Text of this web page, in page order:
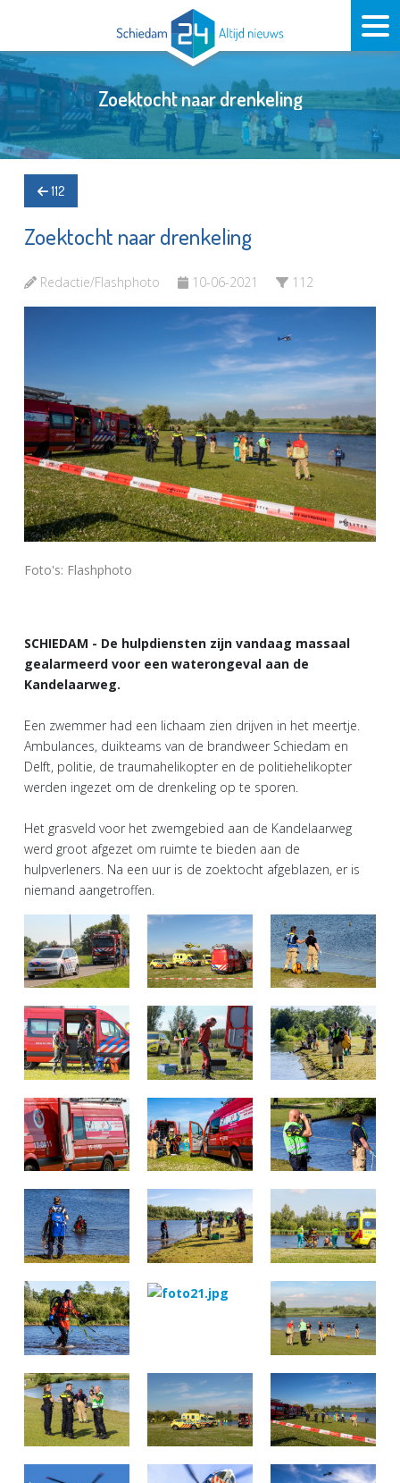
Zoektocht naar drenkeling
112
Zoektocht naar drenkeling
Redactie/Flashphoto 10-06-2021 112
Foto's: Flashphoto
SCHIEDAM - De hulpdiensten zijn vandaag massaal
gealarmeerd voor een waterongeval aan de
Kandelaarweg.
Een zwemmer had een lichaam zien drijven in het meertje.
Ambulances, duikteams van de brandweer Schiedam en
Delft, politie, de traumahelikopter en de politiehelikopter
werden ingezet om de drenkeling op te sporen.
Het grasveld voor het zwemgebied aan de Kandelaarweg
werd groot afgezet om ruimte te bieden aan de
hulpverleners. Na een uur is de zoektocht afgeblazen, er is
niemand aangetroffen.